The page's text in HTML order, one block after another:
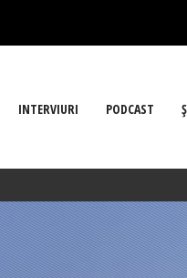
INTERVIURI PODCAST